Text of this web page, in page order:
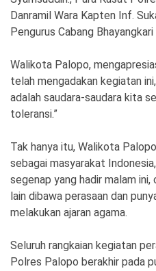
Danramil Wara Kapten Inf.
Pengurus Cabang
Walikota Palopo,
telah mengadakan kegiatan
adalah saudara-saudara kita
toleransi.”
Tak hanya itu, Walikota
sebagai masyarakat
segenap yang hadir malam
lain dibawa perasaan dan
melakukan ajaran agama.
Seluruh rangkaian kegiatan
Polres Palopo berakhir pada